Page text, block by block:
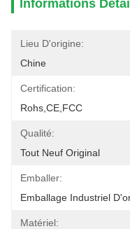
Informations
Lieu D'origine:
Chine
Certification:
Rohs,CE,FCC
Qualité:
Tout Neuf Original
Emballer:
Emballage Industriel
Matériel: